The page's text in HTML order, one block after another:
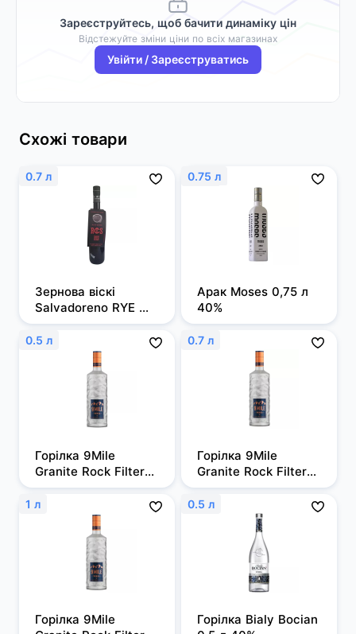
Зареєструйтесь, щоб бачити динаміку цін
Відстежуйте зміни ціни по всіх магазинах
Увійти / Зареєструватись
Схожі товари
0.7 л
Зернова віскі
Salvadoreno RYE
0,7л 50%
0.75 л
Арак Moses 0,75 л
40%
0.5 л
Горілка 9Mile
Granite Rock Filtered
0,5л, 37,5%
0.7 л
Горілка 9Mile
Granite Rock Filtered
0,7 л, 37,5%
1 л
Горілка 9Mile
0.5 л
Горілка Bialy Bocian